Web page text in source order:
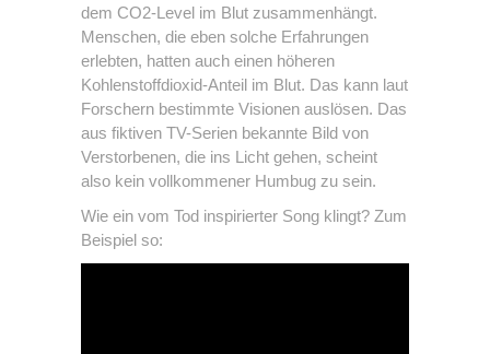
dem CO2-Level im Blut zusammenhängt.
Menschen, die eben solche Erfahrungen
erlebten, hatten auch einen höheren
Kohlenstoffdioxid-Anteil im Blut. Das kann laut
Forschern bestimmte Visionen auslösen. Das
aus fiktiven TV-Serien bekannte Bild von
Verstorbenen, die ins Licht gehen, scheint
also kein vollkommener Humbug zu sein.
Wie ein vom Tod inspirierter Song klingt? Zum
Beispiel so: